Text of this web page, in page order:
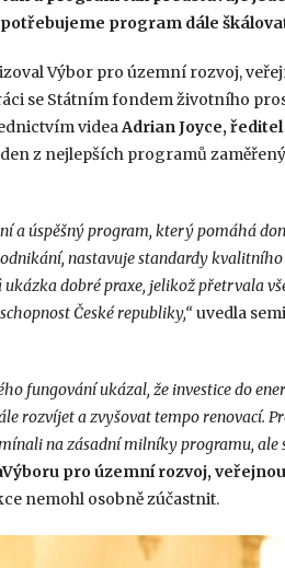
program dále
Výbor pro územní rozvoj,
se Státním fondem životního
videaAdrian Joyce,
z nejlepších programů
a úspěšný program, který pomáhá
nastavuje standardy
dobré praxe, jelikož přetrvala
České republiky,“uvedla
fungování ukázal, že investice do
rozvíjet a zvyšovat tempo renovací.
na zásadní milníky programu, ale
pro územní rozvoj,
nemohl osobně zúčastnit.